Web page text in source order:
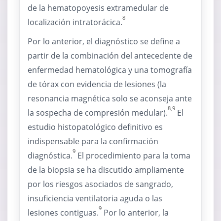
de la hematopoyesis extramedular de
localización intratorácica.8
Por lo anterior, el diagnóstico se define a
partir de la combinación del antecedente de
enfermedad hematológica y una tomografía
de tórax con evidencia de lesiones (la
resonancia magnética solo se aconseja ante
la sospecha de compresión medular).8,9 El
estudio histopatológico definitivo es
indispensable para la confirmación
diagnóstica.9 El procedimiento para la toma
de la biopsia se ha discutido ampliamente
por los riesgos asociados de sangrado,
insuficiencia ventilatoria aguda o las
lesiones contiguas.9 Por lo anterior, la